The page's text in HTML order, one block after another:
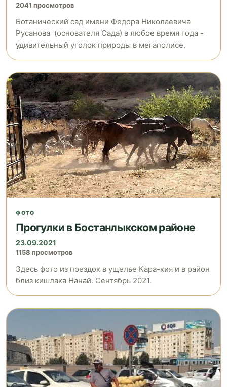
2041 просмотров
Ботанический сад имени Федора Николаевича
Русанова (основателя Сада) в любое время года -
удивительный уголок природы в мегаполисе.
ФОТО
Прогулки в Бостанлыкском районе
23.09.2021
1158 просмотров
Здесь фото из поездок в ущелье Кара-кия и в район
близ кишлака Нанай. Сентябрь 2021.